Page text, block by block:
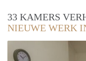
33 KAMERS
NIEUWE WERK